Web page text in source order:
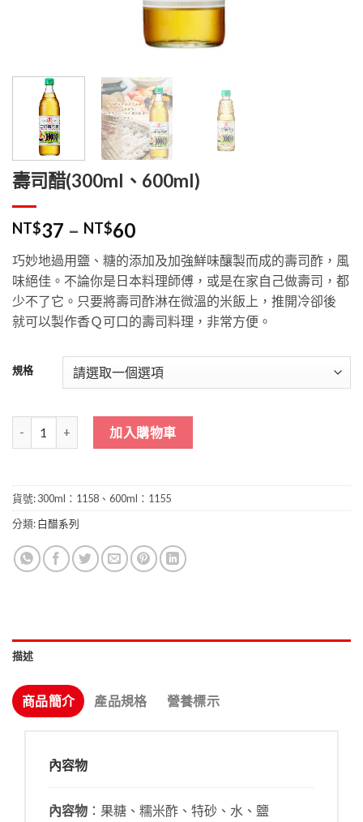
壽司醋(300ml、600ml)
NT$37 – NT$60價
格
範
圍：
NT$37
到
巧妙地過用鹽、糖的添加及加強鮮味釀製而成的壽司酢，風
味絕佳。不論你是日本料理師傅，或是在家自己做壽司，都
少不了它。只要將壽司酢淋在微溫的米飯上，推開冷卻後
就可以製作香Ｑ可口的壽司料理，非常方便。
規格
壽司醋(300ml、600ml) 數量
加入購物車
貨號:300ml：1158、600ml：1155
分類:白醋系列
描述
商品簡介 產品規格 營養標示
內容物
內容物 ：果糖、糯米酢、特砂、水、鹽